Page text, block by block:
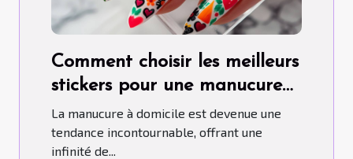
Comment choisir les meilleurs
stickers pour une manucure
maison parfaite
La manucure à domicile est devenue une
tendance incontournable, offrant une
infinité de...